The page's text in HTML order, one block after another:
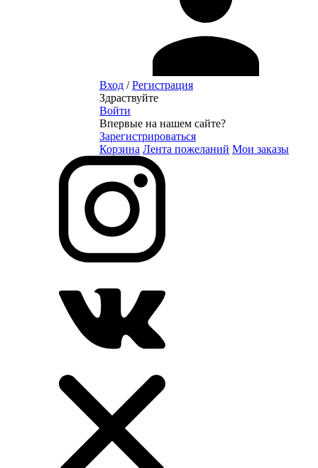
Вход /Регистрация
Здраствуйте
Войти
Впервые на нашем сайте?
Зарегистрироваться
Корзина Лента пожеланий Мои заказы